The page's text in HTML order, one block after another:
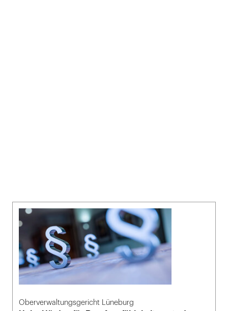
Oberverwaltungsgericht Lüneburg